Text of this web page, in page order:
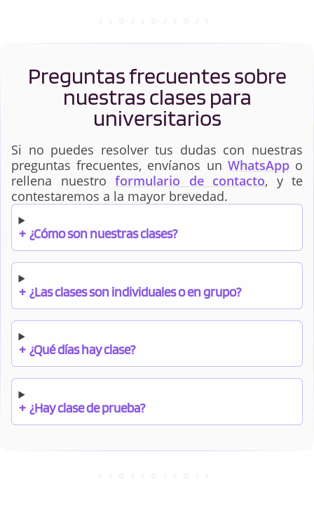
Preguntas frecuentes sobre
nuestras clases para
universitarios
Si no puedes resolver tus dudas con nuestras
preguntas frecuentes, envíanos un WhatsAppo
rellena nuestro formulario de contacto, y te
contestaremos a la mayor brevedad.
+ ¿Cómo son nuestras clases?
+ ¿Las clases son individuales o en grupo?
+ ¿Qué días hay clase?
+ ¿Hay clase de prueba?